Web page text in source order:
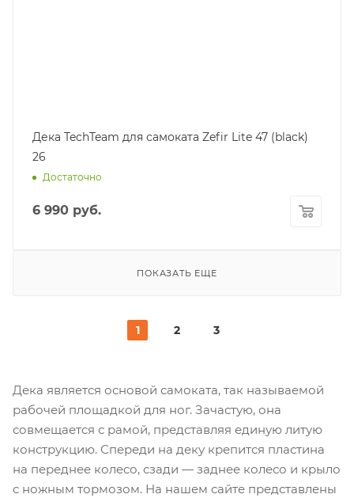
Дека TechTeam для самоката Zefir Lite 47 (black)
26
Достаточно
6 990 руб.
ПОКАЗАТЬ ЕЩЕ
1 2 3
Дека является основой самоката, так называемой
рабочей площадкой для ног. Зачастую, она
совмещается с рамой, представляя единую литую
конструкцию. Спереди на деку крепится пластина
на переднее колесо, сзади — заднее колесо и крыло
с ножным тормозом. На нашем сайте представлены